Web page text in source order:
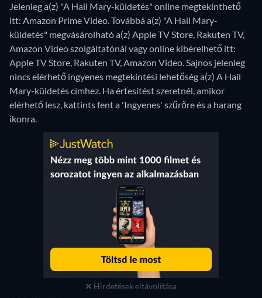
Jelenleg a(z) "A Hail Mary-küldetés" online megtekinthető
itt: Amazon Prime Video. Továbbá a(z) "A Hail Mary-
küldetés" megvásárolható a(z) Apple TV Store, Rakuten TV,
Amazon Video szolgáltatónál vagy online kibérelhető itt:
Apple TV Store, Rakuten TV, Amazon Video.Sajnos jelenleg
nincs elérhető ingyenes megtekintési lehetőség a(z) A Hail
Mary-küldetés címhez. Ha értesítést szeretnél, amikor
elérhető lesz, kattints fent a 'Ingyenes' szűrőre és a harang
ikonra.
Hirdetések eltávolítása